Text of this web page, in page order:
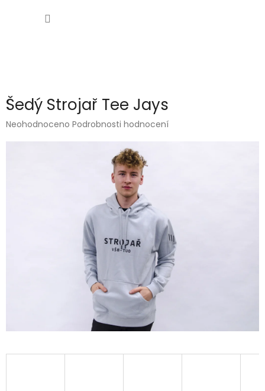
Šedý Strojař Tee Jays
Průměrné
Neohodnoceno Podrobnosti hodnocení